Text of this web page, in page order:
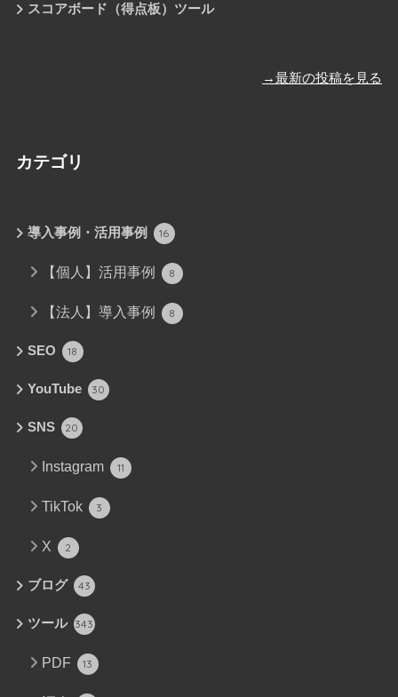
スコアボード（得点板）ツール
→最新の投稿を見る
カテゴリ
導入事例・活用事例 16
【個人】活用事例 8
【法人】導入事例 8
SEO 18
YouTube 30
SNS 20
Instagram 11
TikTok 3
X 2
ブログ 43
ツール 343
PDF 13